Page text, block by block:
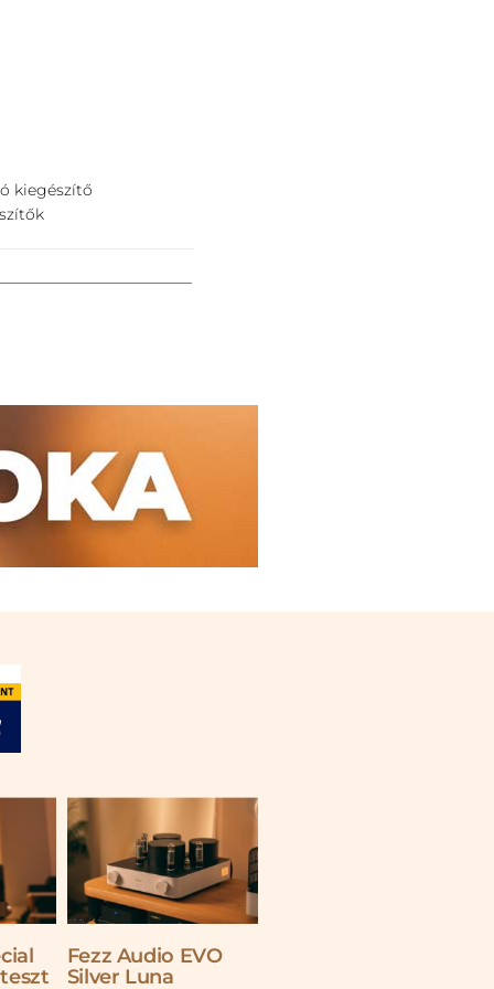
kiegészítő
Fezz Audio EVO
Silver Luna